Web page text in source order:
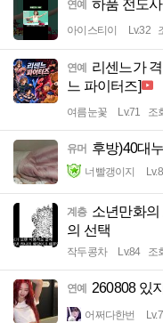
연예 하품 전도사
아이스티이 Lv.32
연예
리센느가
느 파이터즈]
여름눈꽃 Lv.71 조
유머 후방)40대
너빨갱이지
계층 소년만화의
의 선택
작두콩차 Lv.84 조
연예 260808 있
어쩌다한번